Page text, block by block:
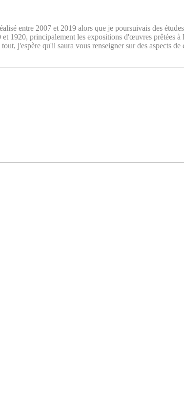
entre 2007 et 2019 alors que je poursuivais des
1920, principalement les expositions d'œuvres prêtées
j'espère qu'il saura vous renseigner sur des aspects